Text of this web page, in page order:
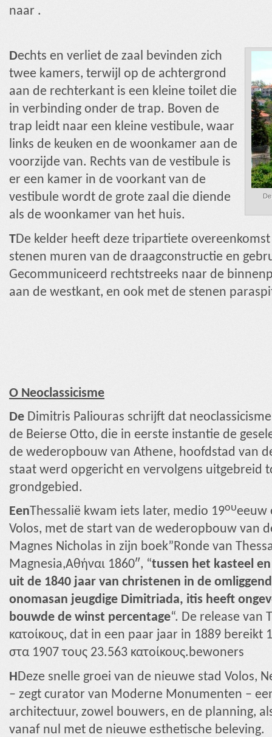
naar .
Dechts en verliet de zaal bevinden zich
twee kamers, terwijl op de achtergrond
aan de rechterkant is een kleine toilet die
in verbinding onder de trap. Boven de
trap leidt naar een kleine vestibule, waar
links de keuken en de woonkamer aan de
voorzijde van. Rechts van de vestibule is
er een kamer in de voorkant van de
vestibule wordt de grote zaal die diende
als de woonkamer van het huis.
TDe kelder heeft deze tripartiete
stenen muren van de draagconstructie en
Gecommuniceerd rechtstreeks naar de
aan de westkant, en ook met de stenen
O Neoclassicisme
De Dimitris Paliouras schrijft dat
de Beierse Otto, die in eerste instantie de
de wederopbouw van Athene, hoofdstad van
staat werd opgericht en vervolgens uitgebreid
grondgebied.
Een Thessalië kwam iets later, medio 19ουeeuw
Volos, met de start van de wederopbouw van
Magnes Nicholas in zijn boek”Ronde van
Magnesia,Αθήναι 1860″, “tussen het kasteel
uit de 1840 jaar van christenen in de
onomasan jeugdige Dimitriada, itis heeft
bouwde de winst percentage“. De release van
κατοίκους, dat in een paar jaar in 1889 bereikt
στα 1907 τους 23.563 κατοίκους.bewoners
Η Deze snelle groei van de nieuwe stad Volos,
– zegt curator van Moderne Monumenten –
architectuur, zowel bouwers, en de planning,
vanaf nul met de nieuwe esthetische beleving.